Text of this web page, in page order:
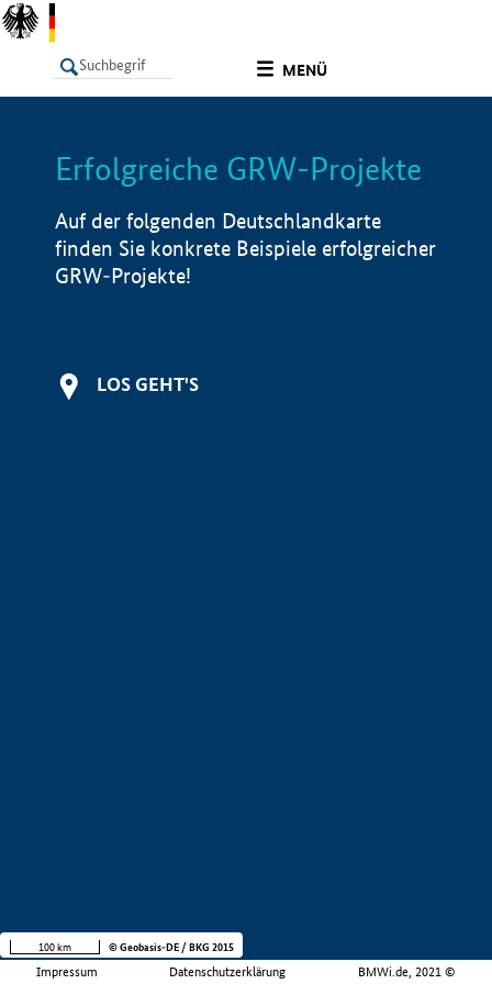
MENÜ
LISTE Info
Erfolgreiche GRW-Projekte
Auf der folgenden Deutschlandkarte
finden Sie konkrete Beispiele erfolgreicher
GRW-Projekte!
LOS GEHT'S
Impressum Datenschutzerklärung BMWi.de, 2021 ©
100 km © Geobasis-DE / BKG 2015